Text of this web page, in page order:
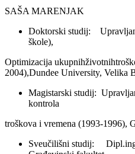
SAŠA MARENJAK
Doktorski studij:
škole),
Optimizacija
2004),Dundee University, Velika
Magistarski studij:
kontrola
troškova i vremena (1993-1996),
Sveučilišni studij: